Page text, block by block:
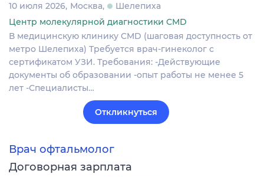
10 июля 2026 Москва
Шелепиха
Центр молекулярной диагностики CMD
В медицинскую клинику CMD (шаговая доступность от
метро Шелепиха) Требуется врач-гинеколог с
сертификатом УЗИ. Требования: -Действующие
документы об образовании -опыт работы не менее 5
лет -Специалисты…
Откликнуться
Врач офтальмолог
Договорная зарплата